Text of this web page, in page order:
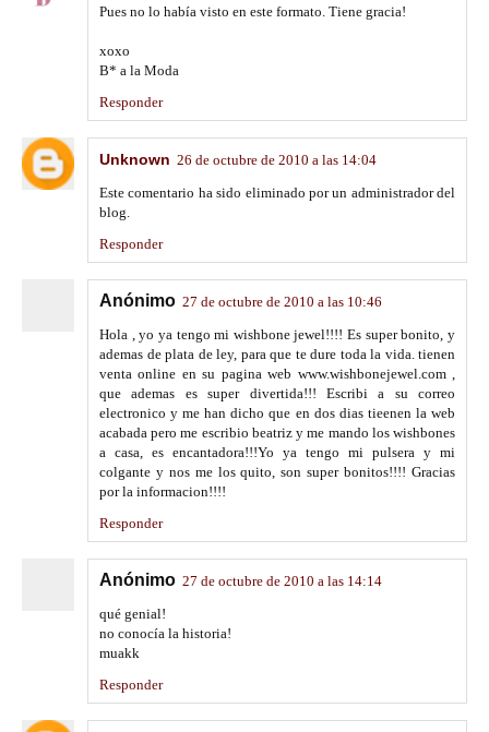
Pues no lo había visto en este formato. Tiene gracia!
xoxo
B* a la Moda
Responder
Unknown 26 de octubre de 2010 a las 14:04
Este comentario ha sido eliminado por un administrador del
blog.
Responder
Anónimo 27 de octubre de 2010 a las 10:46
Hola , yo ya tengo mi wishbone jewel!!!! Es super bonito, y
ademas de plata de ley, para que te dure toda la vida. tienen
venta online en su pagina web www.wishbonejewel.com ,
que ademas es super divertida!!! Escribi a su correo
electronico y me han dicho que en dos dias tieenen la web
acabada pero me escribio beatriz y me mando los wishbones
a casa, es encantadora!!!Yo ya tengo mi pulsera y mi
colgante y nos me los quito, son super bonitos!!!! Gracias
por la informacion!!!!
Responder
Anónimo 27 de octubre de 2010 a las 14:14
qué genial!
no conocía la historia!
muakk
Responder